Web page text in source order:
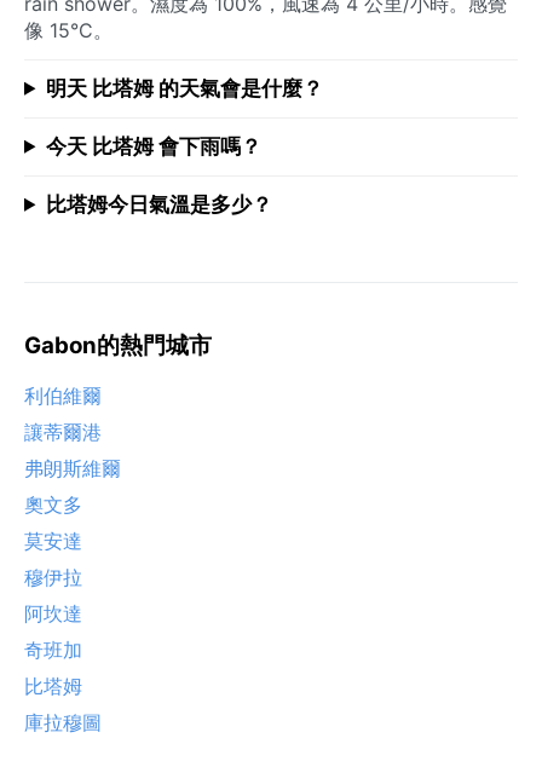
像 15°C。
明天 比塔姆 的天氣會是什麼？
今天 比塔姆 會下雨嗎？
比塔姆今日氣溫是多少？
Gabon的熱門城市
利伯維爾
讓蒂爾港
弗朗斯維爾
奧文多
莫安達
穆伊拉
阿坎達
奇班加
比塔姆
庫拉穆圖